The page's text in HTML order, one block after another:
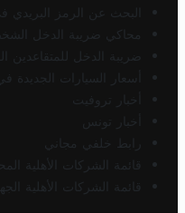
البحث عن الرمز البريدي
محاكي ضريبة الدخل
ضريبة الدخل للمتقاعدين
أسعار السيارات الجديدة
أخبار تروفيت
أخبار تونس
رابط خلفي مجاني
قائمة الشركات الأهلية
قائمة الشركات الأهلية